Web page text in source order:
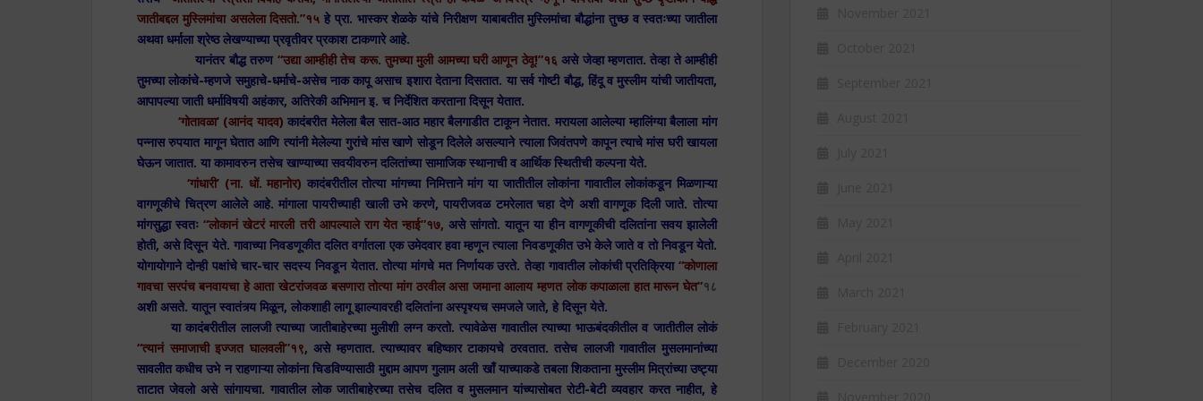
जातीबद्दल मुस्लिमांचा असलेला दिसतो.”१५ हे प्रा. भास्कर शेळके यांचे निरीक्षण याबाबतीत मुस्लिमांचा बौद्धांना तुच्छ व स्वतःच्या जातीला
अथवा धर्माला श्रेष्ठ लेखण्याच्या प्रवृतीवर प्रकाश टाकणारे आहे.
यानंतर बौद्ध तरुण “उद्या आम्हीही तेच करू. तुमच्या मुली आमच्या घरी आणून ठेवू!”१६ असे जेव्हा म्हणतात. तेव्हा ते आम्हीही
तुमच्या लोकांचे-म्हणजे समुहाचे-धर्माचे-असेच नाक कापू असाच इशारा देताना दिसतात. या सर्व गोष्टी बौद्ध, हिंदू व मुस्लीम यांची जातीयता,
आपापल्या जाती धर्माविषयी अहंकार, अतिरेकी अभिमान इ. च निर्देशित करताना दिसून येतात.
‘गोतावळा’ (आनंद यादव) कादंबरीत मेलेला बैल सात-आठ महार बैलगाडीत टाकून नेतात. मरायला आलेल्या म्हालिंग्या बैलाला मांग
पन्नास रुपयात मागून घेतात आणि त्यांनी मेलेल्या गुरांचे मांस खाणे सोडून दिलेले असल्याने त्याला जिवंतपणे कापून त्याचे मांस घरी खायला
घेऊन जातात. या कामावरुन तसेच खाण्याच्या सवयीवरुन दलितांच्या सामाजिक स्थानाची व आर्थिक स्थितीची कल्पना येते.
‘गांधारी’ (ना. धों. महानोर) कादंबरीतील तोत्या मांगच्या निमित्ताने मांग या जातीतील लोकांना गावातील लोकांकडून मिळणाऱ्या
वागणूकीचे चित्रण आलेले आहे. मांगाला पायरीच्याही खाली उभे करणे, पायरीजवळ टमरेलात चहा देणे अशी वागणूक दिली जाते. तोत्या
मांगसुद्धा स्वतः“लोकानं खेटरं मारली तरी आपल्याले राग येत न्हाई”१७, असे सांगतो. यातून या हीन वागणूकीची दलितांना सवय झालेली
होती, असे दिसून येते. गावाच्या निवडणूकीत दलित वर्गातला एक उमेदवार हवा म्हणून त्याला निवडणूकीत उभे केले जाते व तो निवडून येतो.
योगायोगाने दोन्ही पक्षांचे चार-चार सदस्य निवडून येतात. तोत्या मांगचे मत निर्णायक उरते. तेव्हा गावातील लोकांची प्रतिक्रिया “कोणाला
गावचा सरपंच बनवायचा हे आता खेटरांजवळ बसणारा तोत्या मांग ठरवील असा जमाना आलाय म्हणत लोक कपाळाला हात मारून घेत”१८
अशी असते. यातून स्वातंत्र्य मिळून, लोकशाही लागू झाल्यावरही दलितांना अस्पृश्यच समजले जाते, हेदिसून येते.
या कादंबरीतील लालजी त्याच्या जातीबाहेरच्या मुलीशी लग्न करतो. त्यावेळेस गावातील त्याच्या भाऊबंदकीतील व जातीतील लोकं
“त्यानं समाजाची इज्जत घालवली”१९, असे म्हणतात. त्याच्यावर बहिष्कार टाकायचे ठरवतात. तसेच लालजी गावातील मुसलमानांच्या
सावलीत कधीच उभे न राहणाऱ्या लोकांना चिडविण्यासाठी मुद्दाम आपण गुलाम अली खाँ याच्याकडे तबला शिकताना मुस्लीम मित्रांच्या उष्ट्या
ताटात जेवलो असे सांगायचा. गावातील लोक जातीबाहेरच्या तसेच दलित व मुसलमान यांच्यासोबत रोटी-बेटी व्यवहार करत नाहीत, हे